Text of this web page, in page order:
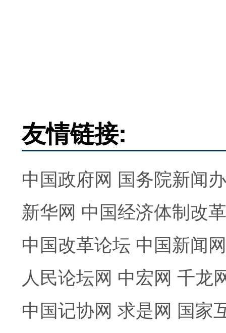
友情链接:
中国政府网 国务院新闻
新华网 中国经济体制改
中国改革论坛 中国新闻网
人民论坛网 中宏网 千龙
中国记协网 求是网 国家